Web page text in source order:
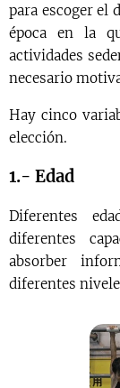
para escoger el
época en la
actividades
necesario
Hay cinco
elección.
1.- Edad
Diferentes
diferentes
absorber
diferentes